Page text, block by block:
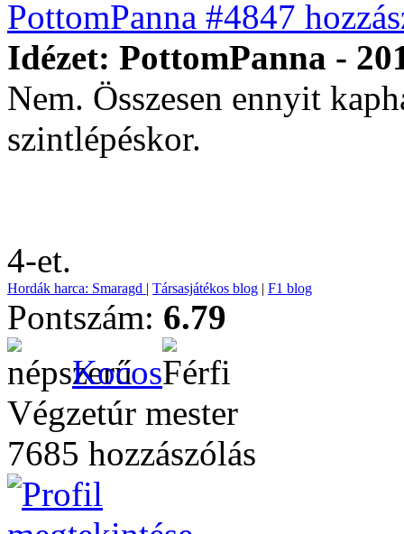
PottomPanna #4847
Idézet: PottomPanna -
Nem. Összesen ennyit
szintlépéskor.
4-et.
Hordák harca: Smaragd | Társasjátékos blog | F1 blog
Pontszám: 6.79
Kocos
Végzetúr mester
7685 hozzászólás